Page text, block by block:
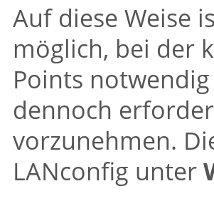
Auf diese Weise
möglich, bei der
Points
dennoch
vorzunehmen.
LANconfig unter